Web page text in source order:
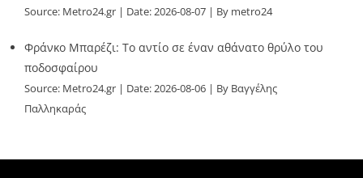
Source: Metro24.gr Date: 2026-08-07 By metro24
Φράνκο Μπαρέζι: Το αντίο σε έναν αθάνατο θρύλο του
ποδοσφαίρου
Source: Metro24.gr Date: 2026-08-06
By Βαγγέλης
Παλληκαράς